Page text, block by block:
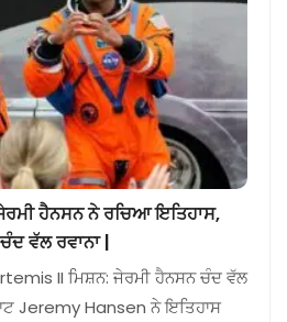
ਹੈਨਸਨ ਨੇ ਰਚਿਆ ਇਤਿਹਾਸ,
ਵੱਲ ਰਵਾਨਾ |
II ਮਿਸ਼ਨ: ਜੇਰਮੀ ਹੈਨਸਨ ਚੰਦ ਵੱਲ
Jeremy Hansen ਨੇ ਇਤਿਹਾਸ